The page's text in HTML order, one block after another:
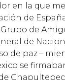
en la que
de
de
de
de paz –
se